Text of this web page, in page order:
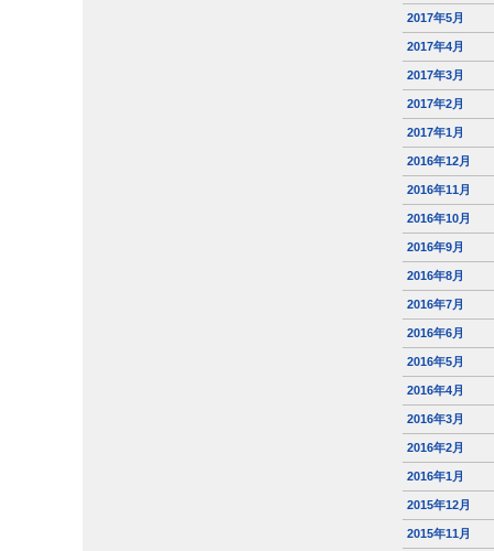
2017年5月
2017年4月
2017年3月
2017年2月
2017年1月
2016年12月
2016年11月
2016年10月
2016年9月
2016年8月
2016年7月
2016年6月
2016年5月
2016年4月
2016年3月
2016年2月
2016年1月
2015年12月
2015年11月